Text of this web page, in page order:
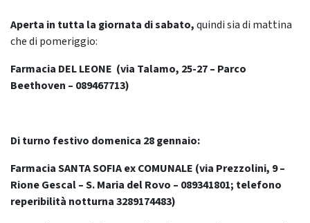
Aperta in tutta la giornata di sabato,quindi sia di mattina
che di pomeriggio:
Farmacia DEL LEONE (via Talamo, 25-27 – Parco
Beethoven – 089467713)
Di turno festivo domenica 28 gennaio:
Farmacia SANTA SOFIA ex COMUNALE (via Prezzolini, 9 –
Rione Gescal – S. Maria del Rovo – 089341801; telefono
reperibilità notturna 3289174483)